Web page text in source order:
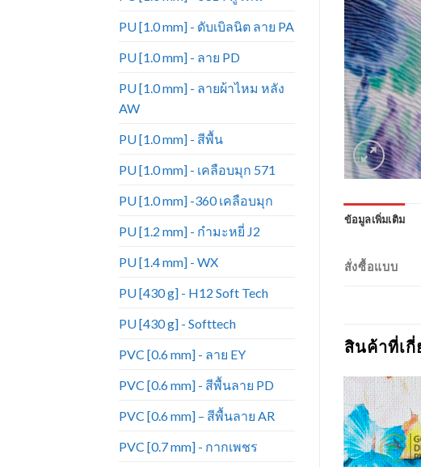
PU [1.0 mm] - ดับเบิลนิต ลาย PA
PU [1.0 mm] - ลาย PD
PU [1.0 mm] - ลายผ้าไหม หลัง
AW
PU [1.0 mm] - สีพื้น
PU [1.0 mm] - เคลือบมุก 571
PU [1.0 mm] -360 เคลือบมุก
PU [1.2 mm] - กำมะหยี่ J2
PU [1.4 mm] - WX
PU [430 g] - H12 Soft Tech
PU [430 g] - Softtech
PVC [0.6 mm] - ลาย EY
PVC [0.6 mm] - สีพื้นลาย PD
PVC [0.6 mm] – สีพื้นลาย AR
PVC [0.7 mm] - กากเพชร
ข้อมูลเพิ่มเติม
สั่งซื้อแบบ
สินค้าที่เกี่
Add to